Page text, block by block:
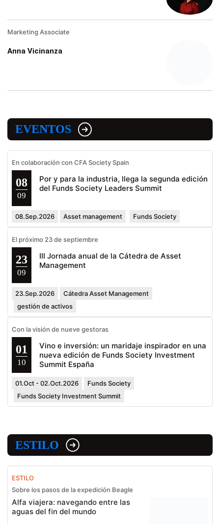
Marketing Associate
Anna Vicinanza
EVENTOS
En colaboración con CFA Society Spain
08
09
Por y para la industria, llega la segunda edición
del Funds Society Leaders Summit
08.Sep.2026 Asset management Funds Society
El próximo 23 de septiembre
23
09
III Jornada anual de la Cátedra de Asset
Management
23.Sep.2026
Cátedra Asset Management
gestión de activos
Con la visión de nueve gestoras
01
10
Vino e inversión: un maridaje inspirador en una
nueva edición de Funds Society Investment
Summit España
01.Oct - 02.Oct.2026
Funds Society
Funds Society Investment Summit
ESTILO
ESTILO
Sobre los pasos de la expedición Beagle
Alfa viajera: navegando entre las
aguas del fin del mundo